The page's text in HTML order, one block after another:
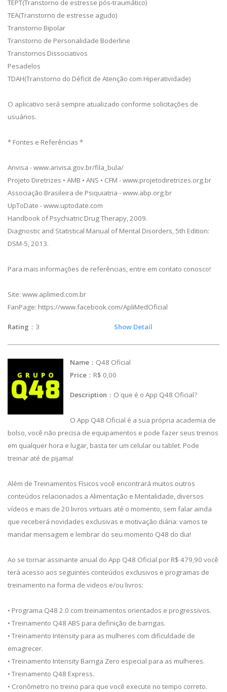
TEPT(Transtorno de estresse pós-traumático)
TEA(Transtorno de estresse agudo)
Transtorno Bipolar
Transtorno de Personalidade Boderline
Transtornos Dissociativos
Pesadelos
TDAH(Transtorno do Déficit de Atenção com Hiperatividade)
O aplicativo será sempre atualizado conforme solicitações de
usuários.
* Fontes e Referências *
Anvisa - www.anvisa.gov.br/fila_bula/
Projeto Diretrizes • AMB • ANS • CFM - www.projetodiretrizes.org.br
Associação Brasileira de Psiquiatria - www.abp.org.br
UpToDate - www.uptodate.com
Handbook of Psychiatric Drug Therapy, 2009.
Diagnostic and Statistical Manual of Mental Disorders, 5th Edition:
DSM-5, 2013.
Para mais informações de referências, entre em contato conosco!
Site: www.aplimed.com.br
FanPage: https://www.facebook.com/ApliMedOficial
Rating ：3 Show Detail
Name ：Q48 Oficial
Price ：R$ 0,00
Description ：O que é o App Q48 Oficial?
O App Q48 Oficial é a sua própria academia de
bolso, você não precisa de equipamentos e pode fazer seus treinos
em qualquer hora e lugar, basta ter um celular ou tablet. Pode
treinar até de pijama!
Além de Treinamentos Físicos você encontrará muitos outros
conteúdos relacionados a Alimentação e Mentalidade, diversos
vídeos e mais de 20 livros virtuais até o momento, sem falar ainda
que receberá novidades exclusivas e motivação diária: vamos te
mandar mensagem e lembrar do seu momento Q48 do dia!
Ao se tornar assinante anual do App Q48 Oficial por R$ 479,90 você
terá acesso aos seguintes conteúdos exclusivos e programas de
treinamento na forma de videos e/ou livros:
• Programa Q48 2.0 com treinamentos orientados e progressivos.
• Treinamento Q48 ABS para definição de barrigas.
• Treinamento Intensity para as mulheres com dificuldade de
emagrecer.
• Treinamento Intensity Barriga Zero especial para as mulheres.
• Treinamento Q48 Express.
• Cronômetro no treino para que você execute no tempo correto.